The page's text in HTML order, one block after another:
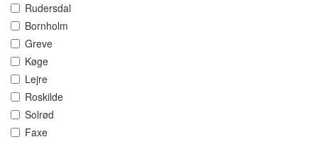
Rudersdal
Bornholm
Greve
Køge
Lejre
Roskilde
Solrød
Faxe